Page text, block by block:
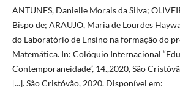
ANTUNES, Danielle Morais da Silva;
Bispo de; ARAUJO, Maria de Lourdes
do Laboratório de Ensino na formação do
Matemática. In: Colóquio Internacional
Contemporaneidade”, 14.,2020, São
[...]. São Cristóvão, 2020. Disponível em: